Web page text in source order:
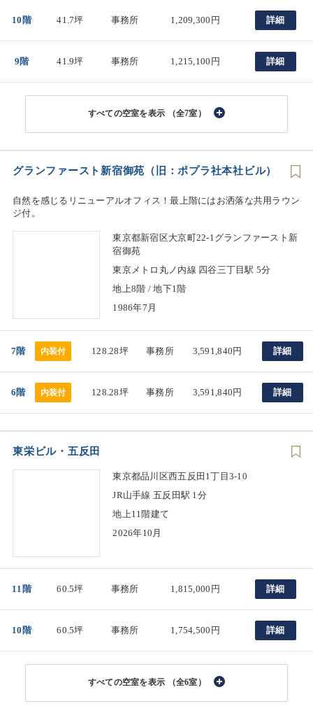
10階 41.7坪 事務所 1,209,300円 詳細
9階 41.9坪 事務所 1,215,100円 詳細
（全7室）
グランファースト新宿御苑（旧：ポプラ社本社ビル）
自然を感じるリニューアルオフィス！最上階にはお洒落な共用ラウン
ジ付。
東京都新宿区大京町22-1グランファースト新
宿御苑
東京メトロ丸ノ内線 四谷三丁目駅 5分
地上8階 / 地下1階
1986年7月
7階 内装付 128.28坪 事務所 3,591,840円 詳細
6階 内装付 128.28坪 事務所 3,591,840円 詳細
東栄ビル・五反田
東京都品川区西五反田1丁目3-10
JR山手線 五反田駅 1分
地上11階建て
2026年10月
11階 60.5坪 事務所 1,815,000円 詳細
10階 60.5坪 事務所 1,754,500円 詳細
（全6室）